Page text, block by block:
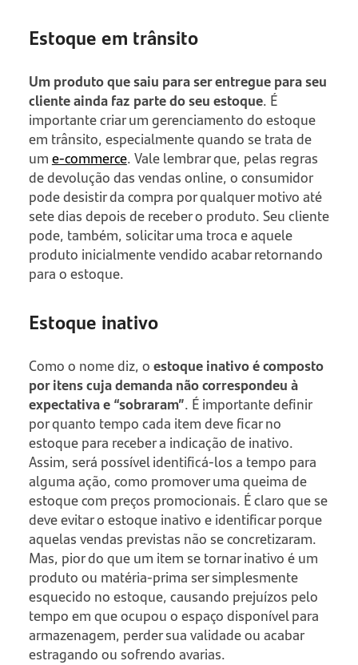
Estoque em trânsito
Um produto que saiu para ser entregue para seu
cliente ainda faz parte do seu estoque. É
importante criar um gerenciamento do estoque
em trânsito, especialmente quando se trata de
ume-commerce. Vale lembrar que, pelas regras
de devolução das vendas online, o consumidor
pode desistir da compra por qualquer motivo até
sete dias depois de receber o produto. Seu cliente
pode, também, solicitar uma troca e aquele
produto inicialmente vendido acabar retornando
para o estoque.
Estoque inativo
Como o nome diz, oestoque inativo é composto
por itens cuja demanda não correspondeu à
expectativa e “sobraram”. É importante definir
por quanto tempo cada item deve ficar no
estoque para receber a indicação de inativo.
Assim, será possível identificá-los a tempo para
alguma ação, como promover uma queima de
estoque com preços promocionais. É claro que se
deve evitar o estoque inativo e identificar porque
aquelas vendas previstas não se concretizaram.
Mas, pior do que um item se tornar inativo é um
produto ou matéria-prima ser simplesmente
esquecido no estoque, causando prejuízos pelo
tempo em que ocupou o espaço disponível para
armazenagem, perder sua validade ou acabar
estragando ou sofrendo avarias.